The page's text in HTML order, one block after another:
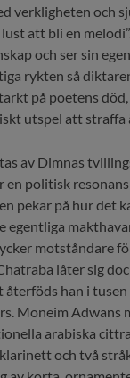
verkligheten och
att bli en
och ser sin
rykten så
på poetens
utspel att straffa
av Dimnas
en politisk
pekar på hur det
egentliga
motståndare
låter sig
återföds han i tusen
Moneim Adwans
arabiska
och två